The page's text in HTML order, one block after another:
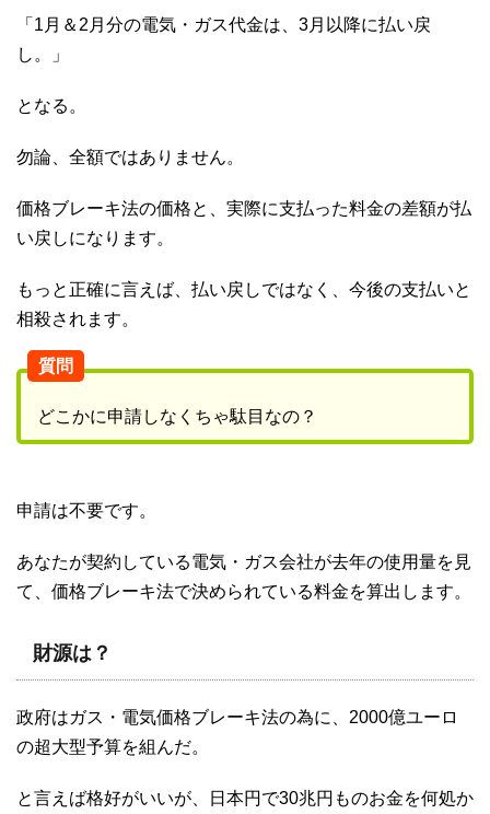
「1月＆2月分の電気・ガス代金は、3月以降に払い戻
し。」
となる。
勿論、全額ではありません。
価格ブレーキ法の価格と、実際に支払った料金の差額が払
い戻しになります。
もっと正確に言えば、払い戻しではなく、今後の支払いと
相殺されます。
質問
どこかに申請しなくちゃ駄目なの？
申請は不要です。
あなたが契約している電気・ガス会社が去年の使用量を見
て、価格ブレーキ法で決められている料金を算出します。
財源は？
政府はガス・電気価格ブレーキ法の為に、2000億ユーロ
の超大型予算を組んだ。
と言えば格好がいいが、日本円で30兆円ものお金を何処か